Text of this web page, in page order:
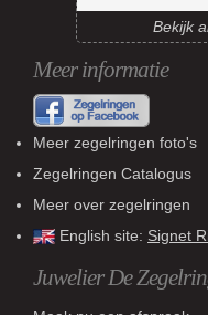
Bekijk
Meer informatie
Meer zegelringen foto's
Zegelringen Catalogus
Meer over zegelringen
English site: Signet
Juwelier De